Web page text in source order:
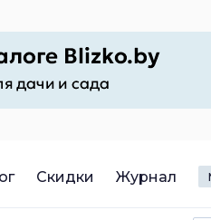
Скидки Журнал